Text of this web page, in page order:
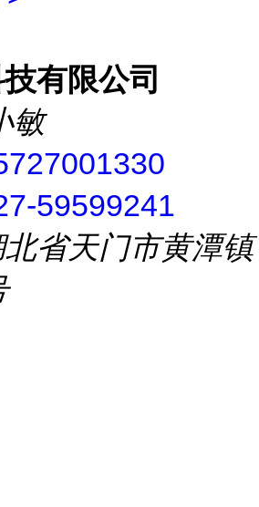
有限公司
敏
59599241
省天门市黄潭镇